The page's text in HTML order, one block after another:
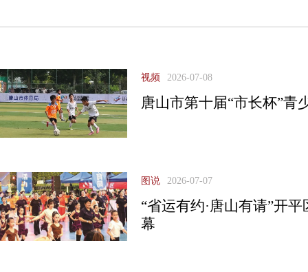
视频 2026-07-08
唐山市第十届“市长杯”青
图说 2026-07-07
“省运有约·唐山有请”开
幕